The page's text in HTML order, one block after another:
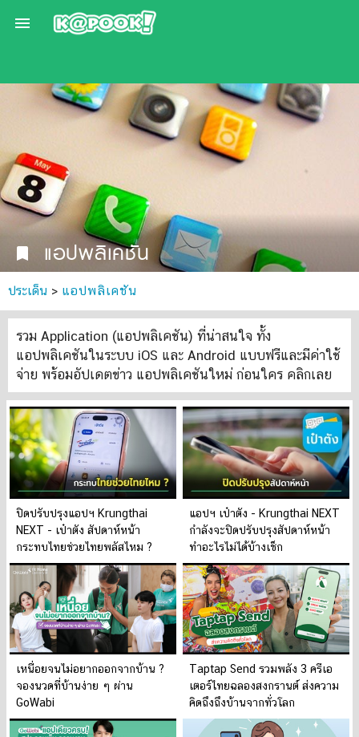

bookmark แอปพลิเคชัน
ประเด็น > แอปพลิเคชัน
รวม Application (แอปพลิเคชัน) ที่น่าสนใจ ทั้ง
แอปพลิเคชันในระบบ iOS และ Android แบบฟรีและมีค่าใช้
จ่าย พร้อมอัปเดตข่าว แอปพลิเคชันใหม่ ก่อนใคร คลิกเลย
ปิดปรับปรุงแอปฯ Krungthai
NEXT - เป๋าตัง สัปดาห์หน้า
กระทบไทยช่วยไทยพลัสไหม ?
แอปฯ เป๋าตัง - Krungthai NEXT
กำลังจะปิดปรับปรุงสัปดาห์หน้า
ทำอะไรไม่ได้บ้างเช็ก
เหนื่อยจนไม่อยากออกจากบ้าน ?
จองนวดที่บ้านง่าย ๆ ผ่าน
GoWabi
Taptap Send รวมพลัง 3 ครีเอ
เตอร์ไทยฉลองสงกรานต์ ส่งความ
คิดถึงถึงบ้านจากทั่วโลก